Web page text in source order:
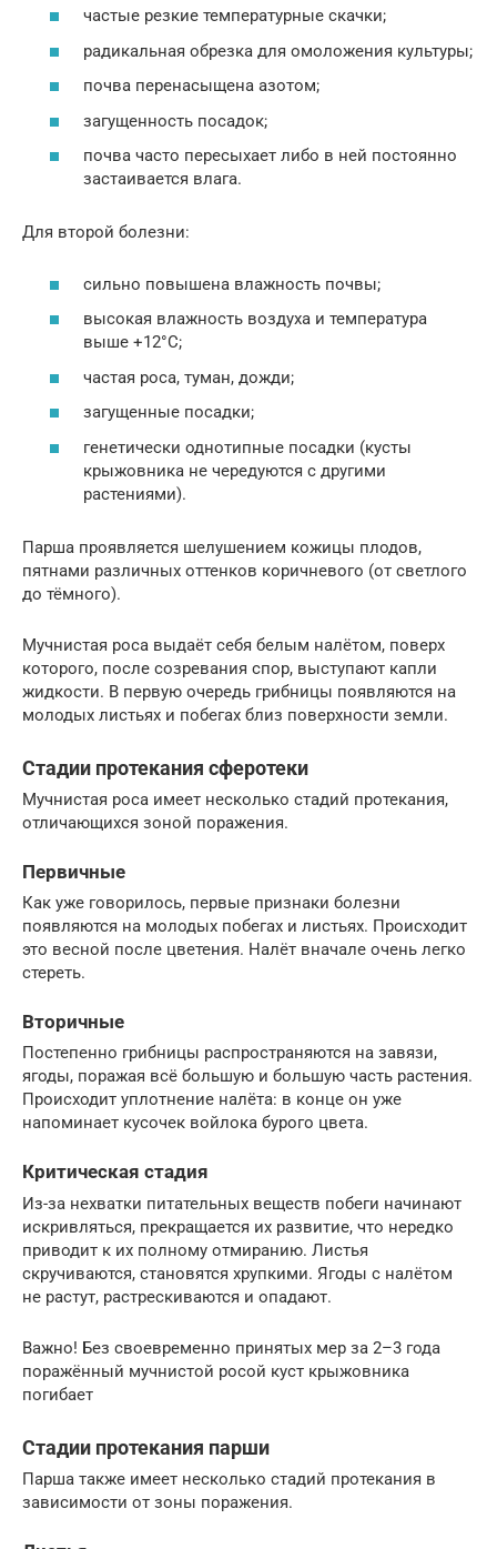
частые резкие температурные скачки;
радикальная обрезка для омоложения культуры;
почва перенасыщена азотом;
загущенность посадок;
почва часто пересыхает либо в ней постоянно
застаивается влага.
Для второй болезни:
сильно повышена влажность почвы;
высокая влажность воздуха и температура
выше +12°С;
частая роса, туман, дожди;
загущенные посадки;
генетически однотипные посадки (кусты
крыжовника не чередуются с другими
растениями).
Парша проявляется шелушением кожицы плодов,
пятнами различных оттенков коричневого (от светлого
до тёмного).
Мучнистая роса выдаёт себя белым налётом, поверх
которого, после созревания спор, выступают капли
жидкости. В первую очередь грибницы появляются на
молодых листьях и побегах близ поверхности земли.
Стадии протекания сферотеки
Мучнистая роса имеет несколько стадий протекания,
отличающихся зоной поражения.
Первичные
Как уже говорилось, первые признаки болезни
появляются на молодых побегах и листьях. Происходит
это весной после цветения. Налёт вначале очень легко
стереть.
Вторичные
Постепенно грибницы распространяются на завязи,
ягоды, поражая всё большую и большую часть растения.
Происходит уплотнение налёта: в конце он уже
напоминает кусочек войлока бурого цвета.
Критическая стадия
Из-за нехватки питательных веществ побеги начинают
искривляться, прекращается их развитие, что нередко
приводит к их полному отмиранию. Листья
скручиваются, становятся хрупкими. Ягоды с налётом
не растут, растрескиваются и опадают.
Важно! Без своевременно принятых мер за 2–3 года
поражённый мучнистой росой куст крыжовника
погибает
Стадии протекания парши
Парша также имеет несколько стадий протекания в
зависимости от зоны поражения.